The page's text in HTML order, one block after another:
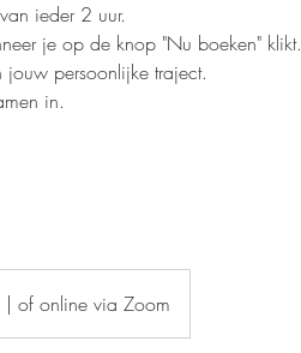
ieder 2 uur.
je op de knop "Nu boeken" klikt.
jouw persoonlijke traject.
in.
| of online via Zoom